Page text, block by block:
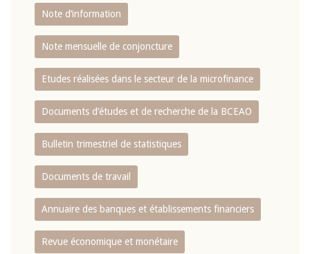
Note d’information
Note mensuelle de conjoncture
Etudes réalisées dans le secteur de la microfinance
Documents d’études et de recherche de la BCEAO
Bulletin trimestriel de statistiques
Documents de travail
Annuaire des banques et établissements financiers
Revue économique et monétaire